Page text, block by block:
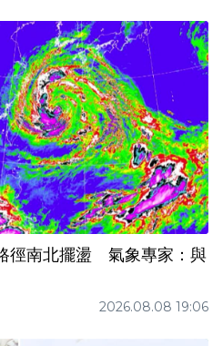
徑南北擺盪 氣象專家：與
2026.08.08 19:06